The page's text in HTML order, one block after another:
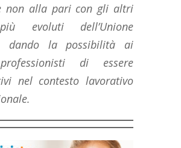
non alla pari con gli altri
evoluti dell’Unione
dando la possibilità ai
di essere
nel contesto lavorativo